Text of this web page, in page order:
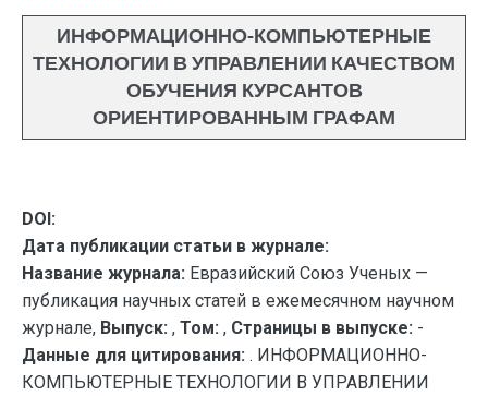
ИНФОРМАЦИОННО-КОМПЬЮТЕРНЫЕ
ТЕХНОЛОГИИ В УПРАВЛЕНИИ КАЧЕСТВОМ
ОБУЧЕНИЯ КУРСАНТОВ
ОРИЕНТИРОВАННЫМ ГРАФАМ
DOI:
Дата публикации статьи в журнале:
Название журнала: Евразийский Союз Ученых —
публикация научных статей в ежемесячном научном
журнале, Выпуск: , Том: , Страницы в выпуске: -
Данные для цитирования: . ИНФОРМАЦИОННО-
КОМПЬЮТЕРНЫЕ ТЕХНОЛОГИИ В УПРАВЛЕНИИ